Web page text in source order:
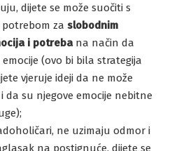
dijete se može suočiti s
za slobodnim
i potrebana način da
(ovo bi bila strategija
vjeruje ideji da ne može
da su njegove emocije nebitne
ne uzimaju odmor i
na postignuće, dijete se